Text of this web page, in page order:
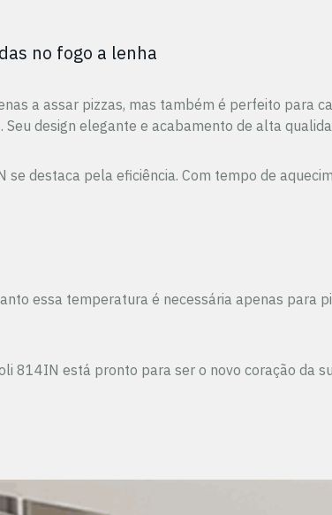
no fogo a lenha
a assar pizzas, mas também é perfeito para
design elegante e acabamento de alta
destaca pela eficiência. Com tempo de
essa temperatura é necessária apenas
814IN está pronto para ser o novo coração